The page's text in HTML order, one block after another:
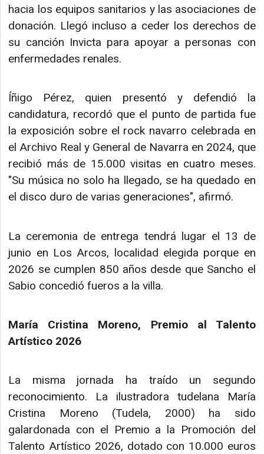
hacia los equipos sanitarios y las asociaciones de
donación. Llegó incluso a ceder los derechos de
su canción Invicta para apoyar a personas con
enfermedades renales.
Íñigo Pérez, quien presentó y defendió la
candidatura, recordó que el punto de partida fue
la exposición sobre el rock navarro celebrada en
el Archivo Real y General de Navarra en 2024, que
recibió más de 15.000 visitas en cuatro meses.
"Su música no solo ha llegado, se ha quedado en
el disco duro de varias generaciones", afirmó.
La ceremonia de entrega tendrá lugar el 13 de
junio en Los Arcos, localidad elegida porque en
2026 se cumplen 850 años desde que Sancho el
Sabio concedió fueros a la villa.
María Cristina Moreno, Premio al Talento
Artístico 2026
La misma jornada ha traído un segundo
reconocimiento. La ilustradora tudelana María
Cristina Moreno (Tudela, 2000) ha sido
galardonada con el Premio a la Promoción del
Talento Artístico 2026, dotado con 10.000 euros